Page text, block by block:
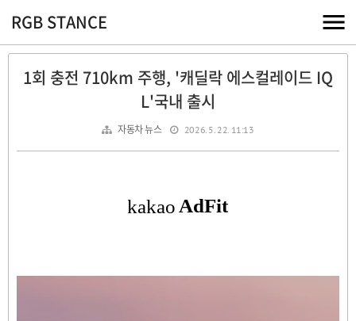
RGB STANCE
1회 충전 710km 주행, '캐딜락 에스컬레이드 IQ
L'국내 출시
자동차 뉴스 2026. 5. 22. 11:13